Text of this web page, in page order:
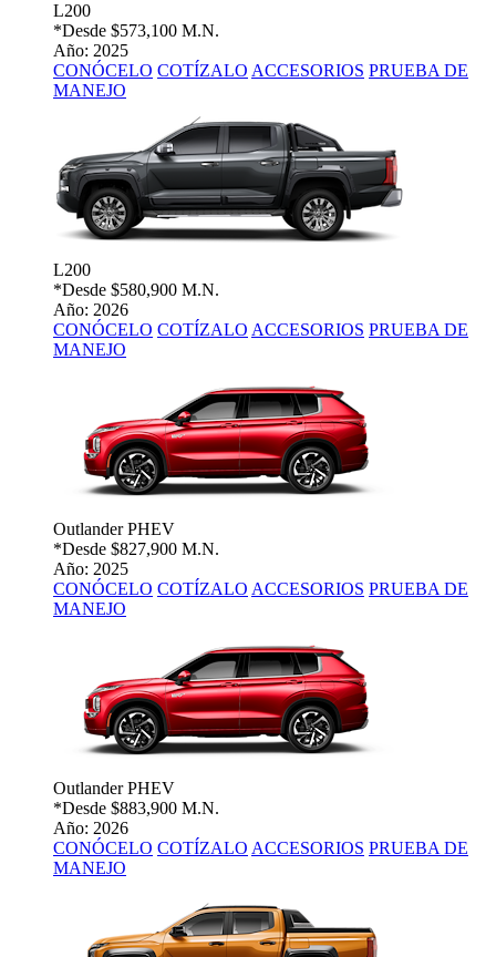
L200
*Desde $573,100 M.N.
Año: 2025
CONÓCELO COTÍZALO ACCESORIOS PRUEBA DE
MANEJO
L200
*Desde $580,900 M.N.
Año: 2026
CONÓCELO COTÍZALO ACCESORIOS PRUEBA DE
MANEJO
Outlander PHEV
*Desde $827,900 M.N.
Año: 2025
CONÓCELO COTÍZALO ACCESORIOS PRUEBA DE
MANEJO
Outlander PHEV
*Desde $883,900 M.N.
Año: 2026
CONÓCELO COTÍZALO ACCESORIOS PRUEBA DE
MANEJO